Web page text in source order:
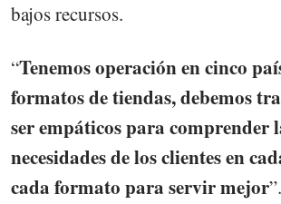
bajos recursos.
“Tenemos operación en cinco
formatos de tiendas, debemos
ser empáticos para comprender
necesidades de los clientes en
cada formato para servir mejor”.